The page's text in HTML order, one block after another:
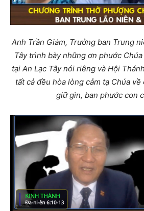
Anh Trần Giám, Trưởng ban Trung
Tây trình bày những ơn phước
tại An Lạc Tây nói riêng và Hội
tất cả đều hòa lòng cảm tạ Chúa về
giữ gìn, ban phước con